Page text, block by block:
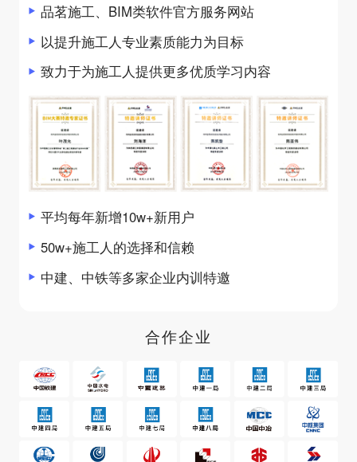
品茗施工、BIM类软件官方服务网站
以提升施工人专业素质能力为目标
致力于为施工人提供更多优质学习内容
平均每年新增10w+新用户
50w+施工人的选择和信赖
中建、中铁等多家企业内训特邀
合作企业